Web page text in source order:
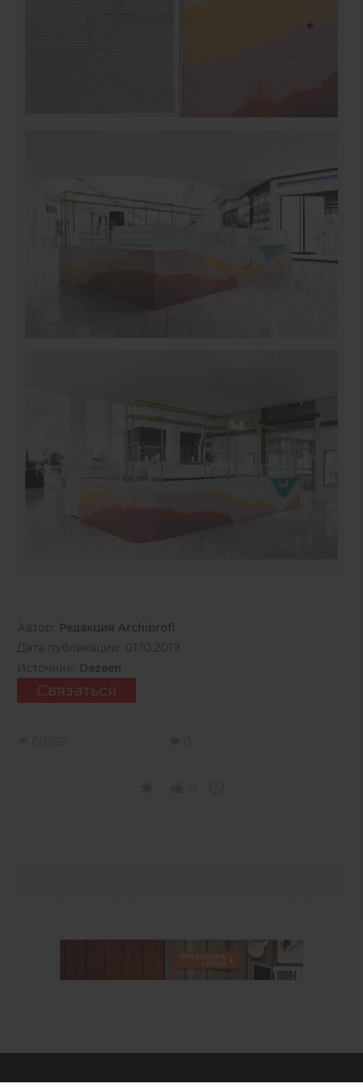
Автор:
Редакция Archiprofi
Дата публикации: 01.10.2019
Источник:
Dezeen
Связаться